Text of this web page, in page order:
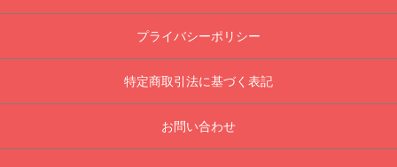
プライバシーポリシー
特定商取引法に基づく表記
お問い合わせ